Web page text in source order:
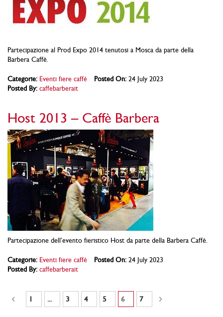
Partecipazione al Prod Expo 2014 tenutosi a Mosca da parte della
Barbera Caffè.
Categorie: Eventi fiere caffè Posted On: 24 July 2023
Posted By: caffebarberait
Host 2013 – Caffè Barbera
Partecipazione dell’evento fieristico Host da parte della Barbera Caffè.
Categorie: Eventi fiere caffè Posted On: 24 July 2023
Posted By: caffebarberait
Pagina
Precedente
Pagina
1 ... Pagina
3 Pagina
4 Pagina
5 Attualmente stai leggendo la
6 Pagina
7 Pagina
Successivo